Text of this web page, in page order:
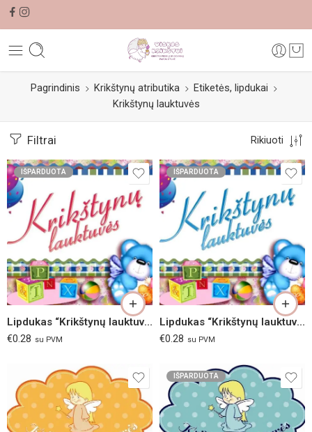
Pagrindinis Krikštynų atributika
Etiketės, lipdukai
Krikštynų lauktuvės
Filtrai Rikiuoti
IŠPARDUOTA
Lipdukas “Krikštynų lauktuvės” 10×15 cm (raudonas)
€0.28 su PVM
IŠPARDUOTA
Lipdukas “Krikštynų lauktuvės” 10×15 cm (mėlynas)
€0.28 su PVM
IŠPARDUOTA